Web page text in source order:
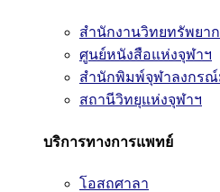
สำนักงานวิทยทรัพยา
ศูนย์หนังสือแห่งจุฬาฯ
สำนักพิมพ์จุฬาลงกรณ์
สถานีวิทยุแห่งจุฬาฯ
บริการทางการแพทย์
โอสถศาลา